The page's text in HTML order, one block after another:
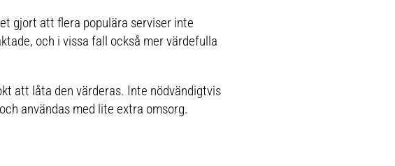
gjort att flera populära serviser inte
och i vissa fall också mer värdefulla
att låta den värderas. Inte nödvändigtvis
användas med lite extra omsorg.